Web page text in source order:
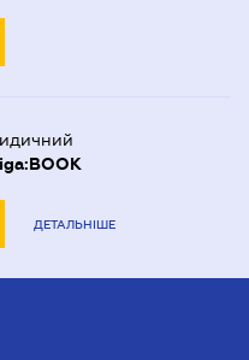
ДЕТАЛЬНІШЕ